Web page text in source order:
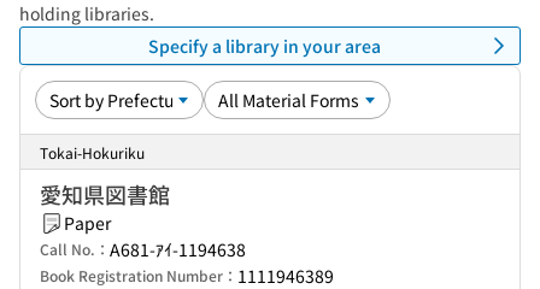
holding libraries.
Specify a library in your area
Tokai-Hokuriku
愛知県図書館
Paper
Call No.： A681-ｱｲ-1194638
Book Registration Number： 1111946389